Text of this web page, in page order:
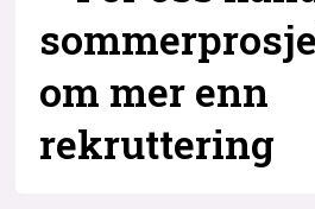
om mer enn
rekruttering